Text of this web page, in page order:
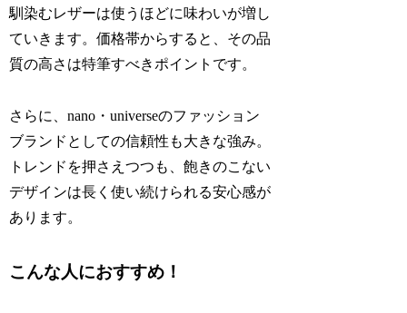
馴染むレザーは使うほどに味わいが増し
ていきます。価格帯からすると、その品
質の高さは特筆すべきポイントです。
さらに、nano・universeのファッション
ブランドとしての信頼性も大きな強み。
トレンドを押さえつつも、飽きのこない
デザインは長く使い続けられる安心感が
あります。
こんな人におすすめ！